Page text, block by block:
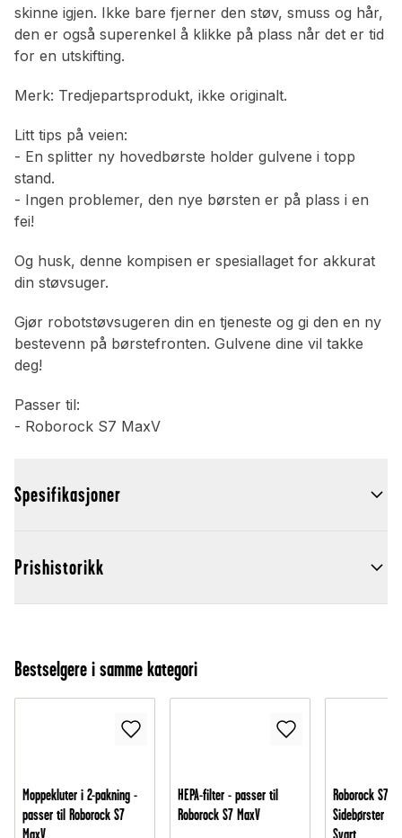
skinne igjen. Ikke bare fjerner den støv, smuss og hår,
den er også superenkel å klikke på plass når det er tid
for en utskifting.
Merk: Tredjepartsprodukt, ikke originalt.
Litt tips på veien:
- En splitter ny hovedbørste holder gulvene i topp
stand.
- Ingen problemer, den nye børsten er på plass i en
fei!
Og husk, denne kompisen er spesiallaget for akkurat
din støvsuger.
Gjør robotstøvsugeren din en tjeneste og gi den en ny
bestevenn på børstefronten. Gulvene dine vil takke
deg!
Passer til:
- Roborock S7 MaxV
Spesifikasjoner
Prishistorikk
Bestselgere i samme kategori
Moppekluter i 2-pakning -
passer til Roborock S7
HEPA-filter - passer til
Roborock S7 MaxV
Roborock S7
Sidebørster i